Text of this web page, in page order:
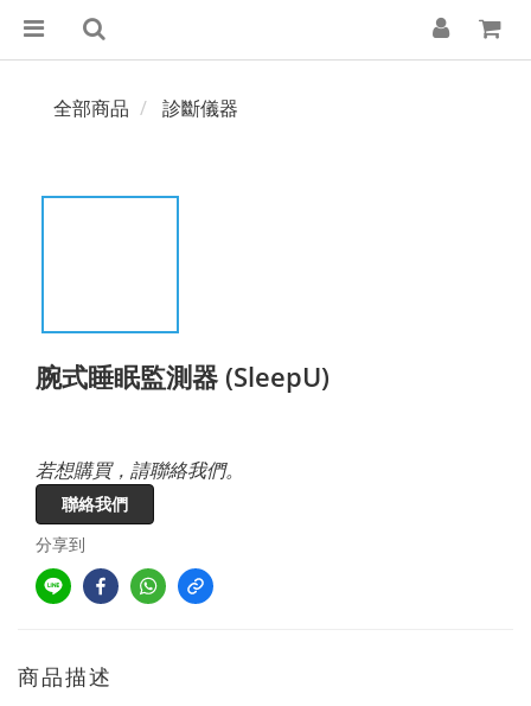
全部商品 診斷儀器
腕式睡眠監測器 (SleepU)
若想購買，請聯絡我們。
聯絡我們
分享到
商品描述